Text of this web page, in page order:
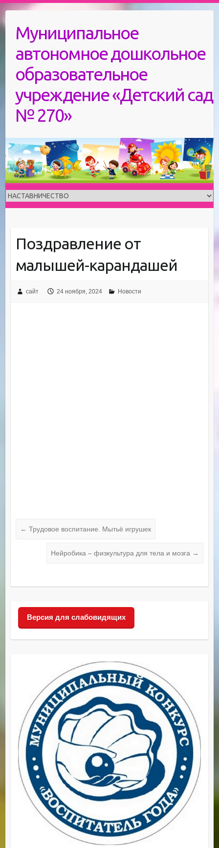
contentМуниципальное
автономное дошкольное
образовательное
учреждение «Детский сад
№ 270»
Поздравление от
малышей-карандашей
сайт 24 ноября, 2024 Новости
← Трудовое воспитание. Мытьё игрушек
Нейробика – физкультура для тела и мозга →
Версия для слабовидящих